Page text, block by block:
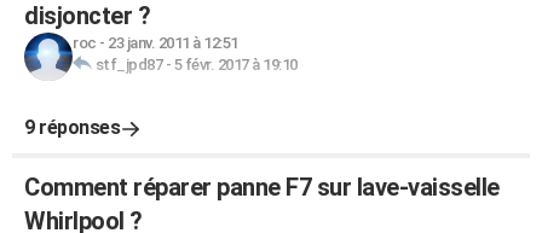
disjoncter ?
roc - 23 janv. 2011 à 12:51
stf_jpd87- 5 févr. 2017 à 19:10
9 réponses
Comment réparer panne F7 sur lave-vaisselle
Whirlpool ?